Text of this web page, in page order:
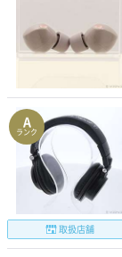
A
ランク
取扱店舗